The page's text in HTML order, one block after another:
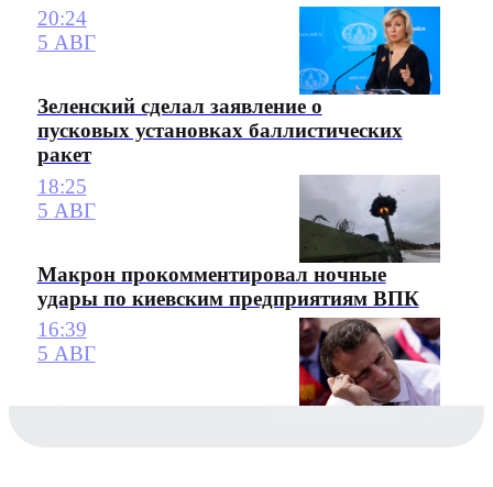
20:24
5 АВГ
Зеленский сделал заявление о
пусковых установках баллистических
ракет
18:25
5 АВГ
Макрон прокомментировал ночные
удары по киевским предприятиям ВПК
16:39
5 АВГ